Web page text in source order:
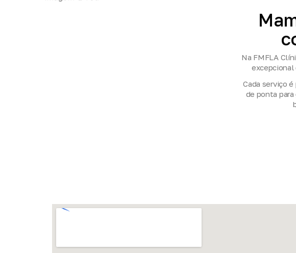
Na FMFLA
excepcional
Cada serviço
de ponta